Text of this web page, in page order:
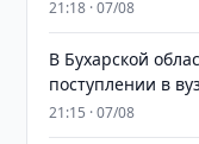
21:18 · 07/08
В Бухарской
поступлении в
21:15 · 07/08